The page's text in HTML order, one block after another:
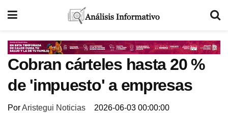
Cobran cárteles hasta 20 %
de 'impuesto' a empresas
PorAristegui Noticias 2026-06-03 00:00:00